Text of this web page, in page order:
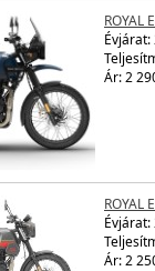
ROYAL
Évjárat:
Ár: 2
ROYAL
Évjárat:
Ár: 2